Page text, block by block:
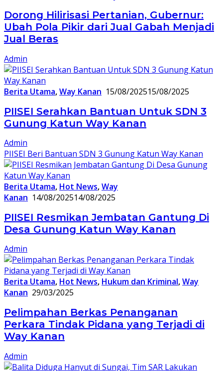
Dorong Hilirisasi Pertanian, Gubernur:
Ubah Pola Pikir dari Jual Gabah Menjadi
Jual Beras
Admin
Berita Utama,Way Kanan 15/08/202515/08/2025
PIISEI Serahkan Bantuan Untuk SDN 3
Gunung Katun Way Kanan
Admin
PIISEI Beri Bantuan SDN 3 Gunung Katun Way Kanan
Berita Utama, Hot News,Way
Kanan 14/08/202514/08/2025
PIISEI Resmikan Jembatan Gantung Di
Desa Gunung Katun Way Kanan
Admin
Berita Utama, Hot News, Hukum dan Kriminal,Way
Kanan 29/03/2025
Pelimpahan Berkas Penanganan
Perkara Tindak Pidana yang Terjadi di
Way Kanan
Admin